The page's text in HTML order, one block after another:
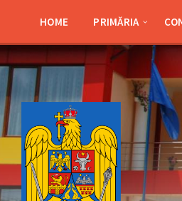
sidebar
sidebar
HOME PRIMĂRIA